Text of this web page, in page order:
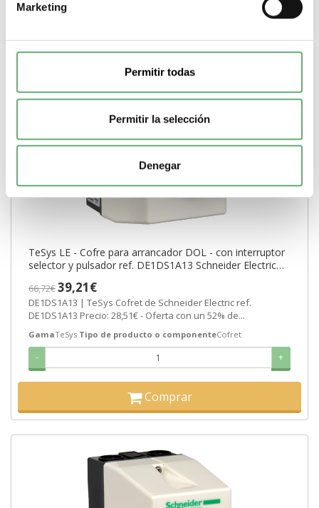
Marketing
Permitir todas
Permitir la selección
Denegar
TeSys LE - Cofre para arrancador DOL - con interruptor
selector y pulsador ref. DE1DS1A13 Schneider Electric
66,72€39,21€
DE1DS1A13 | TeSys Cofret de Schneider Electric ref.
DE1DS1A13 Precio: 28,51€ - Oferta con un 52% de...
GamaTeSys Tipo de producto o componenteCofret
- +
Comprar